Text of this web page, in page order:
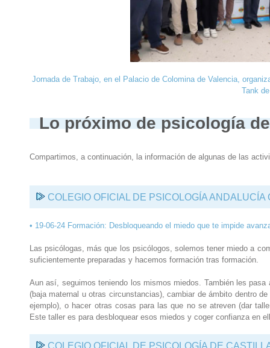
Jornada de Trabajo, en el Palacio de Colomina de Valencia,
Tank
Lo próximo de psicología
Compartimos, a continuación, la información de algunas de las
COLEGIO OFICIAL DE PSICOLOGÍA ANDALUCÍA
• 19-06-24 Formación: Desbloqueando el miedo que te impide
Las psicólogas, más que los psicólogos, solemos tener miedo a
suficientemente preparadas y hacemos formación tras formación.
Aun así, seguimos teniendo los mismos miedos. También les
(baja maternal u otras circunstancias), cambiar de ámbito dentro
ejemplo), o hacer otras cosas para las que no se atreven (dar
Este taller es para desbloquear esos miedos y coger confianza en
COLEGIO OFICIAL DE PSICOLOGÍA DE